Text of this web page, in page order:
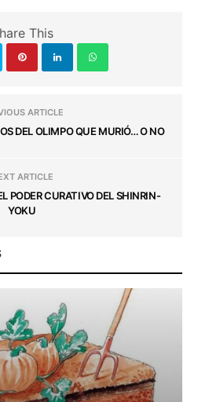
This
ARTICLE
DEL OLIMPO QUE MURIÓ… O NO
ARTICLE
PODER CURATIVO DEL SHINRIN-
YOKU